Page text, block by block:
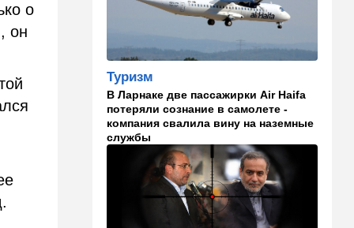
о
он
Ближний Восток
главаря ХАМАСа:
"Поддержим любое
решение"
15:54 Ближний Восток
Расследование инцидента у
деревни Тель: ошибки
армии и героизм бойцов
В мире
Еще одно громкое
покушение в РФ:
Туризм
В Ларнаке две пассажирки Air Haifa
потеряли сознание в самолете -
компания свалила вину на наземные
службы